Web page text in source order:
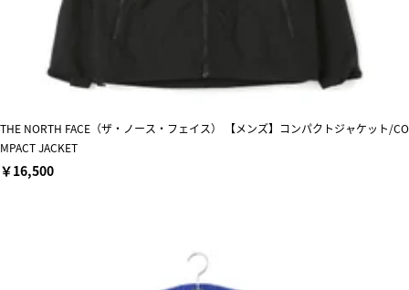
THE NORTH FACE（ザ・ノース・フェイス） 【メンズ】コンパクトジャケット/CO
MPACT JACKET
￥16,500